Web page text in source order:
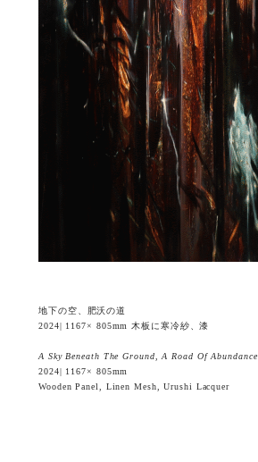
地下の空、肥沃の道
2024| 1167× 805mm 木板に寒冷紗、漆
A Sky Beneath The Ground, A Road Of Abundance
2024| 1167× 805mm
Wooden Panel, Linen Mesh, Urushi Lacquer